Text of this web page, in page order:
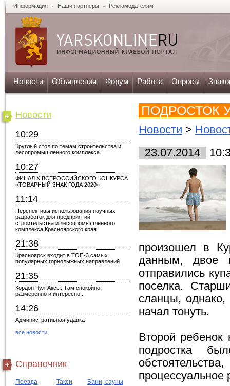
Информация Наши партнеры Рекламодателям
Новости Объявления Форум Работа Опросы
Новости
10:29
Круглый стол по темам строительства и
лесопромышленного комплекса
10:27
ФИНАЛ X ВСЕРОССИЙСКОГО КОНКУРСА
«ТОВАРНЫЙ ЗНАК ГОДА 2020»
11:14
Перспективы использования научных
разработок для предприятий
строительства и лесопромышленного
комплекса Красноярского края
21:38
Красноярск входит в ТОП-3 самых
популярных горнолыжных направлений
21:35
Кордон Чул-Аксы. Там спокойно,
размеренно и интересно...
14:26
Административная удавка
все новости
Справочник
Поезда Такси
Бани, сауны
ПОДРОСТОК
Новости >
23.07.2014
произошел в
данным, двое
отправились
поселка.
сланцы, однако,
начал тонуть.
Второй
подростка
процессуальное